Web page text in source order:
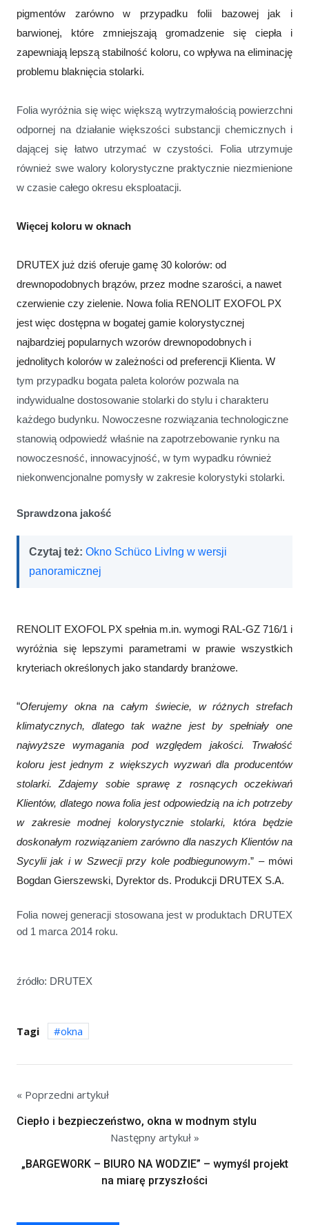
pigmentów zarównow przypadku folii bazowej jak i
barwionej, które zmniejszają
gromadzenie się ciepła
i
zapewniają lepszą stabilność koloru, co wpływa na eliminację
problemu blaknięcia stolarki.
Folia wyróżnia się więc większą wytrzymałością powierzchni
odpornej na działanie większości substancji chemicznych i
dającej się łatwo utrzymać w czystości. Folia utrzymuje
również swe walory kolorystyczne praktycznie niezmienione
w czasie całego okresu eksploatacji.
Więcej koloru w oknach
DRUTEX już dziś oferuje gamę 30 kolorów: od
drewnopodobnych brązów, przez modne szarości, a nawet
czerwienie czy zielenie. Nowa folia RENOLIT EXOFOL PX
jest więc dostępna w bogatej gamie kolorystycznej
najbardziej popularnych wzorów drewnopodobnych i
jednolitych kolorów w zależności od preferencji Klienta. W
tym przypadku bogata paleta kolorów pozwala na
indywidualne dostosowanie stolarki do stylu i charakteru
każdego budynku. Nowoczesne rozwiązania technologiczne
stanowią odpowiedź właśnie na zapotrzebowanie rynku na
nowoczesność, innowacyjność, w tym wypadku również
niekonwencjonalne pomysły w zakresie kolorystyki stolarki.
Sprawdzona jakość
Czytaj też: Okno Schüco LivIng w wersji
panoramicznej
RENOLIT EXOFOL PX spełnia m.in. wymogi RAL-GZ 716/1 i
wyróżnia się lepszymi parametrami wprawiewszystkich
kryteriach określonych jako standardy branżowe.
“Oferujemy okna na całym świecie, w różnych strefach
klimatycznych, dlatego tak ważne jest by spełniały one
najwyższe wymagania pod względem jakości. Trwałość
koloru jest jednym z większych wyzwań dla producentów
stolarki. Zdajemy sobie sprawę z rosnących oczekiwań
Klientów, dlatego nowa folia jest odpowiedzią na ich potrzeby
w zakresie modnej kolorystycznie stolarki, która będzie
doskonałym rozwiązaniem zarówno dla naszych Klientów na
Sycylii jak i w Szwecji przy kole podbiegunowym.” – mówi
Bogdan Gierszewski, Dyrektor ds. Produkcji DRUTEX S.A.
Folia nowej generacji stosowana jest w produktach DRUTEX
od 1 marca 2014 roku.
źródło: DRUTEX
Tagi okna
« Poprzedni artykuł
Ciepło i bezpieczeństwo, okna w modnym stylu
Następny artykuł »
„BARGEWORK – BIURO NA WODZIE” – wymyśl projekt
na miarę przyszłości